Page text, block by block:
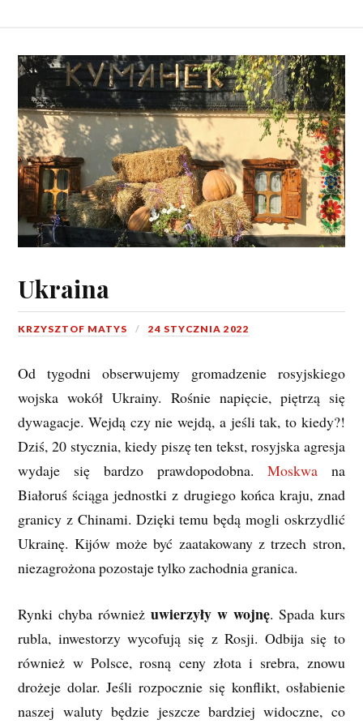
Ukraina
KRZYSZTOF MATYS 24 STYCZNIA 2022
Od tygodni obserwujemy gromadzenie rosyjskiego
wojska wokół Ukrainy. Rośnie napięcie, piętrzą się
dywagacje. Wejdą czy nie wejdą, a jeśli tak, to kiedy?!
Dziś, 20 stycznia, kiedy piszę ten tekst, rosyjska agresja
wydaje się bardzo prawdopodobna. Moskwana
Białoruś ściąga jednostki z drugiego końca kraju, znad
granicy z Chinami. Dzięki temu będą mogli oskrzydlić
Ukrainę. Kijów może być zaatakowany z trzech stron,
niezagrożona pozostaje tylko zachodnia granica.
Rynki chyba równieżuwierzyły w wojnę. Spada kurs
rubla, inwestorzy wycofują się z Rosji. Odbija się to
również w Polsce, rosną ceny złota i srebra, znowu
drożeje dolar. Jeśli rozpocznie się konflikt, osłabienie
naszej waluty będzie jeszcze bardziej widoczne, co